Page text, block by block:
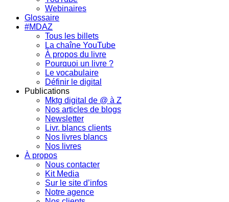
Webinaires
Glossaire
#MDAZ
Tous les billets
La chaîne YouTube
À propos du livre
Pourquoi un livre ?
Le vocabulaire
Définir le digital
Publications
Mktg digital de @ à Z
Nos articles de blogs
Newsletter
Livr. blancs clients
Nos livres blancs
Nos livres
À propos
Nous contacter
Kit Media
Sur le site d’infos
Notre agence